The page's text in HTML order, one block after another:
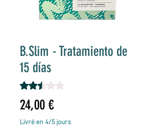
B.Slim - Tratamiento de
15 días
Según 6 reseñas, la calificación es de
24,00 €Precio
Livré en 4/5 jours